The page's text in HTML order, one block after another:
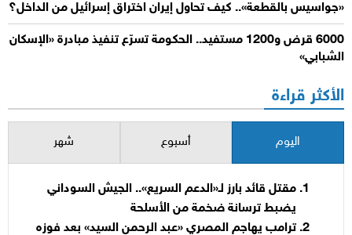
«جواسيس بالقطعة».. كيف تحاول إيران اختراق إسرائيل من الداخل؟
6000 قرض و1200 مستفيد.. الحكومة تسرّع تنفيذ مبادرة «الإسكان
الشبابي»
الأكثر قراءة
اليوم أسبوع شهر
مقتل قائد بارز لـ«الدعم السريع».. الجيش السوداني
يضبط ترسانة ضخمة من الأسلحة
ترامب يهاجم المصري «عبد الرحمن السيد» بعد فوزه